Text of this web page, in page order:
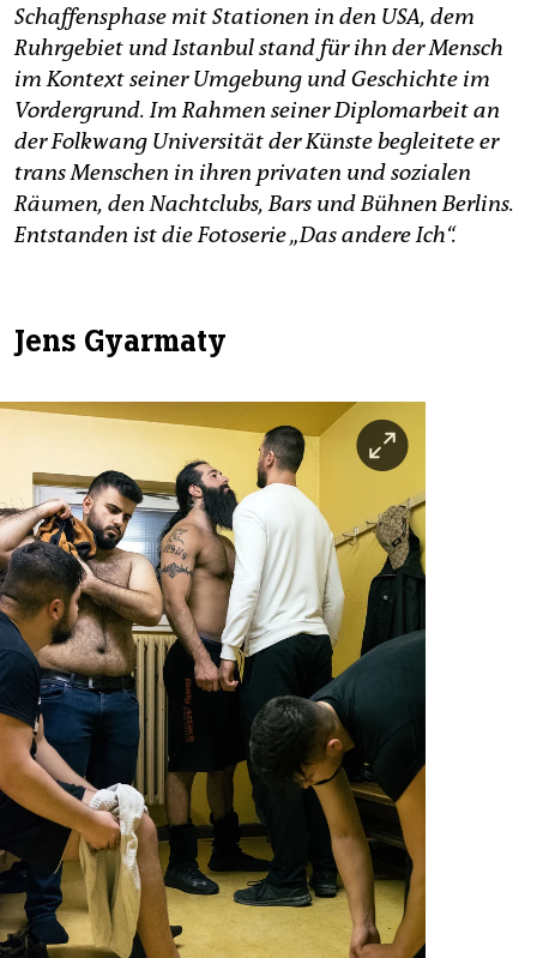
Schaffensphase mit Stationen in den USA, dem
Ruhrgebiet und Istanbul stand für ihn der Mensch
im Kontext seiner Umgebung und Geschichte im
Vordergrund. Im Rahmen seiner Diplomarbeit an
der Folkwang Universität der Künste begleitete er
trans Menschen in ihren privaten und sozialen
Räumen, den Nachtclubs, Bars und Bühnen Berlins.
Entstanden ist die Fotoserie „Das andere Ich“.
Jens Gyarmaty